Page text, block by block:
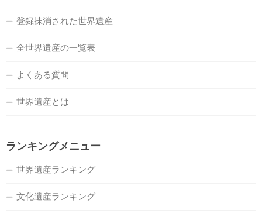
登録抹消された世界遺産
全世界遺産の一覧表
よくある質問
世界遺産とは
ランキングメニュー
世界遺産ランキング
文化遺産ランキング